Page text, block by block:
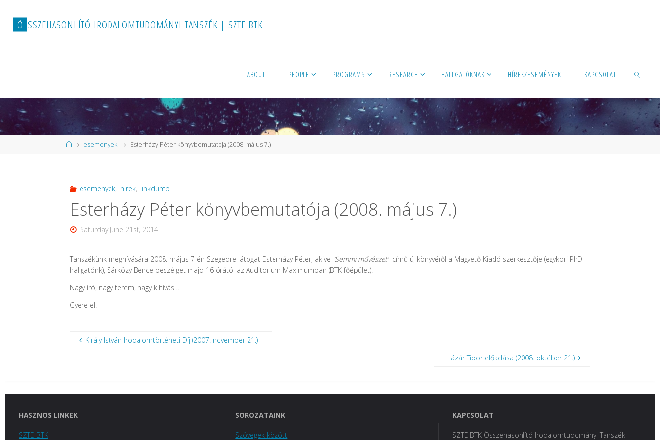
Ö SSZEHASONL ÍTÓ IRODAL OMTUDOMÁNYI TANSZÉK | SZTE BTK
ABOUT PEOPLE PROGRAMS RESEARCH HALLGATÓKNAK HÍREK/ESEMÉNYEK KAPCSOLAT
SEARCH
Homeesemenyek Esterházy Péter könyvbemutatója (2008. május 7.)
esemenyek, hirek, linkdump
Esterházy Péter könyvbemutatója (2008. május 7.)
Saturday June 21st, 2014
Tanszékünk meghívására 2008. május 7-én Szegedre látogat Esterházy Péter, akivel ‘Semmi művészet’című új könyvéről a Magvető Kiadó szerkesztője (egykori PhD-
hallgatónk), Sárközy Bence beszélget majd 16 órától az Auditorium Maximumban (BTK főépület).
Nagy író, nagy terem, nagy kihívás…
Gyere el!
Király István Irodalomtörténeti Díj (2007. november 21.)
Lázár Tibor előadása (2008. október 21.)
HASZNOS LINKEK
SZTE BTK
SOROZATAINK
Szövegek között
KAPCSOLAT
SZTE BTK Összehasonlító Irodalomtudományi Tanszék